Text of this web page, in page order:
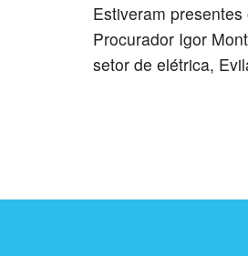
Estiveram
Procurador Igor
setor de elétrica,